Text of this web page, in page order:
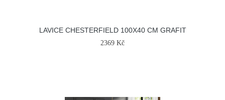
LAVICE CHESTERFIELD 100X40 CM GRAFIT
2369 Kč